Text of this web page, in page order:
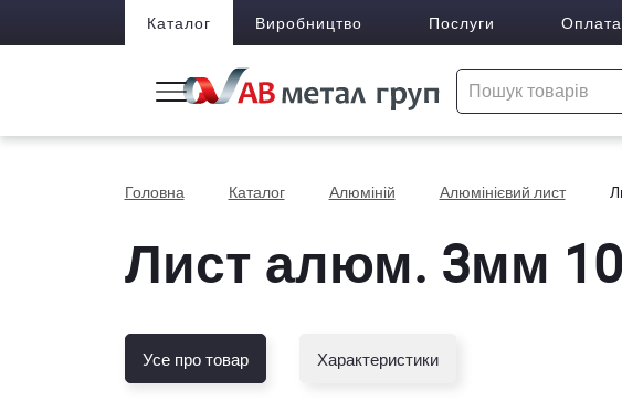
Каталог Виробництво Послуги Оплата
Головна Каталог Алюміній Алюмінієвий лист
Лист алюм. 3мм
Усе про товар Характеристики